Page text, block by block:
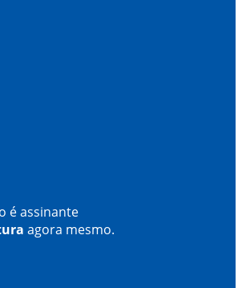
é assinante
agora mesmo.